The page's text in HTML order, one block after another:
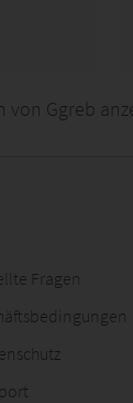
von Ggreb
Fragen